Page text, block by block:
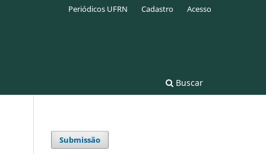
Buscar
Periódicos UFRN Cadastro Acesso
Submissão